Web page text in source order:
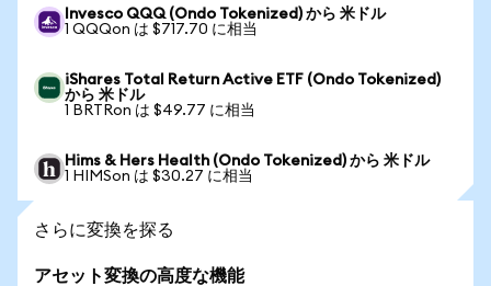
Invesco QQQ (Ondo Tokenized) から 米ドル
1 QQQon は $717.70 に相当
iShares Total Return Active ETF (Ondo Tokenized)
から 米ドル
1 BRTRon は $49.77 に相当
Hims & Hers Health (Ondo Tokenized) から 米ドル
1 HIMSon は $30.27 に相当
さらに変換を探る
アセット変換の高度な機能